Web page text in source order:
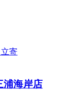
立寄
浦海岸店